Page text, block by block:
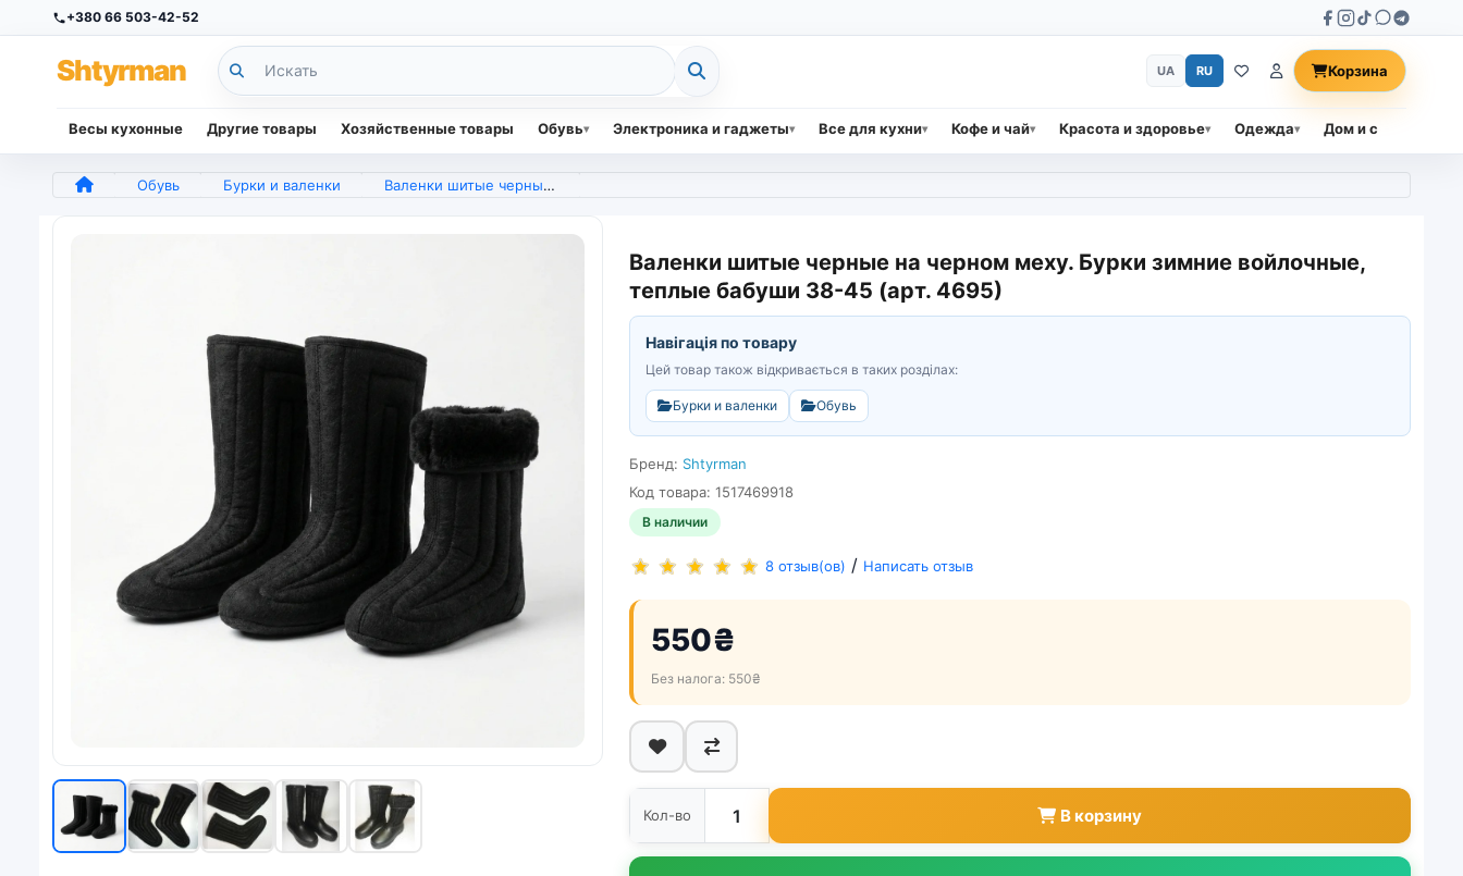
+380 66 503-42-52
Shtyrman
Весы кухонные Другие товары Хозяйственные товары Обувь Электроника и гаджеты Все для кухни Кофе и чай Красота и здоровье Одежда Дом и сад
UA RU Корзина
Обувь Бурки и валенки Валенки шитые черные на черном меху. Бурки зимние войлочные, теплые бабуши 38-45 (арт. 4695)
Валенки шитые черные на черном меху. Бурки зимние войлочные,
теплые бабуши 38-45 (арт. 4695)
Навігація по товару
Цей товар також відкривається в таких розділах:
Бурки и валенки Обувь
Бренд: Shtyrman
Код товара: 1517469918
В наличии
8 отзыв(ов) / Написать отзыв
550₴
Без налога: 550₴
Кол-во В корзину